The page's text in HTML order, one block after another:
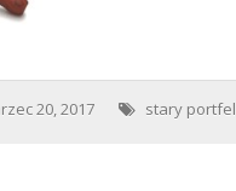
20, 2017 stary portfel